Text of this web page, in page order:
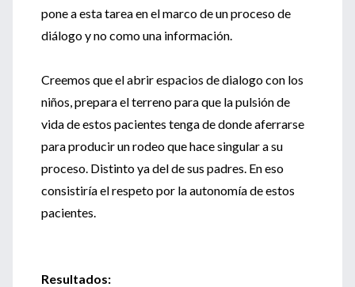
pone a esta tarea en el marco de un proceso de
diálogo y no como una información.
Creemos que el abrir espacios de dialogo con los
niños, prepara el terreno para que la pulsión de
vida de estos pacientes tenga de donde aferrarse
para producir un rodeo que hace singular a su
proceso. Distinto ya del de sus padres. En eso
consistiría el respeto por la autonomía de estos
pacientes.
Resultados: